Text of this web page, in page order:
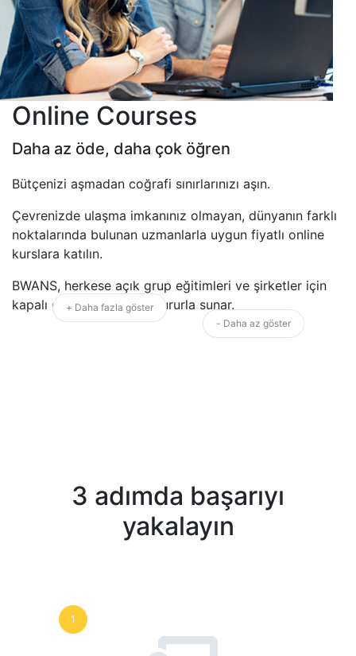
Online Courses
Daha az öde, daha çok öğren
Bütçenizi aşmadan coğrafi sınırlarınızı aşın.
Çevrenizde ulaşma imkanınız olmayan, dünyanın farklı
noktalarında bulunan uzmanlarla uygun fiyatlı online
kurslara katılın.
BWANS, herkese açık grup eğitimleri ve şirketler için
kapalı grup eğitimlerini gururla sunar.
+ Daha fazla göster
- Daha az göster
3 adımda başarıyı
yakalayın
1